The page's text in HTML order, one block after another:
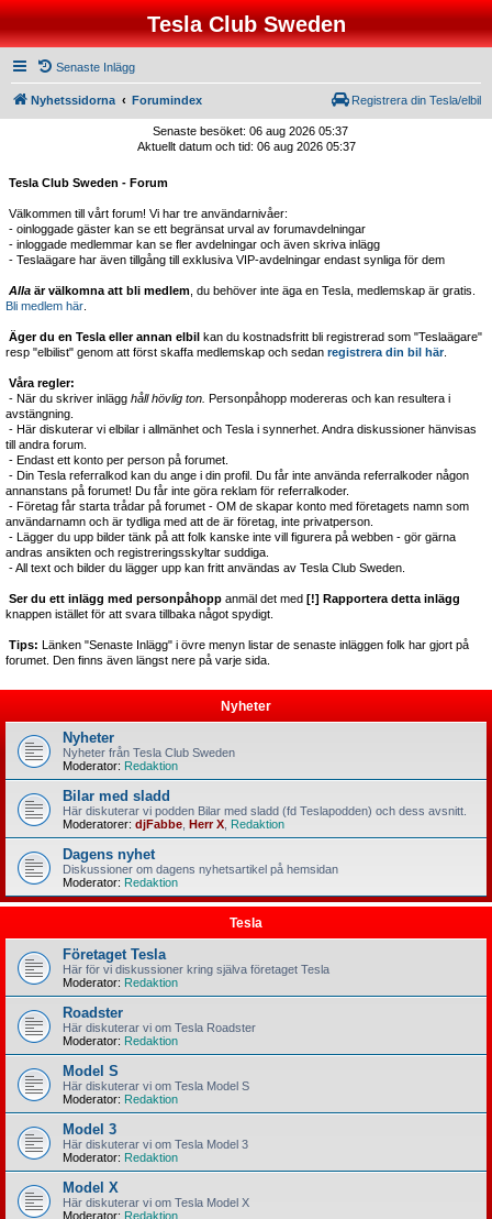
Tesla Club Sweden
Senaste Inlägg
Nyhetssidorna Forumindex Registrera din Tesla/elbil
Senaste besöket: 06 aug 2026 05:37
Aktuellt datum och tid: 06 aug 2026 05:37
Tesla Club Sweden - Forum
Välkommen till vårt forum! Vi har tre användarnivåer:
- oinloggade gäster kan se ett begränsat urval av forumavdelningar
- inloggade medlemmar kan se fler avdelningar och även skriva inlägg
- Teslaägare har även tillgång till exklusiva VIP-avdelningar endast synliga för dem
Alla är välkomna att bli medlem , du behöver inte äga en Tesla, medlemskap är gratis.
Bli medlem här
Äger du en Tesla eller annan elbil kan du kostnadsfritt bli registrerad som "Teslaägare"
resp "elbilist" genom att först skaffa medlemskap och sedan registrera din bil här.
Våra regler:
- När du skriver inlägg håll hövlig ton. Personpåhopp modereras och kan resultera i
avstängning.
- Här diskuterar vi elbilar i allmänhet och Tesla i synnerhet. Andra diskussioner hänvisas
till andra forum.
- Endast ett konto per person på forumet.
- Din Tesla referralkod kan du ange i din profil. Du får inte använda referralkoder någon
annanstans på forumet! Du får inte göra reklam för referralkoder.
- Företag får starta trådar på forumet - OM de skapar konto med företagets namn som
användarnamn och är tydliga med att de är företag, inte privatperson.
- Lägger du upp bilder tänk på att folk kanske inte vill figurera på webben - gör gärna
andras ansikten och registreringsskyltar suddiga.
- All text och bilder du lägger upp kan fritt användas av Tesla Club Sweden.
Ser du ett inlägg med personpåhopp anmäl det med [!] Rapportera detta inlägg
knappen istället för att svara tillbaka något spydigt.
Tips: Länken "Senaste Inlägg" i övre menyn listar de senaste inläggen folk har gjort på
forumet. Den finns även längst nere på varje sida.
Nyheter
Nyheter
Nyheter från Tesla Club Sweden
Moderator: Redaktion
Bilar med sladd
Här diskuterar vi podden Bilar med sladd (fd Teslapodden) och dess avsnitt.
Moderatorer: djFabbe Herr X Redaktion
Dagens nyhet
Diskussioner om dagens nyhetsartikel på hemsidan
Moderator: Redaktion
Tesla
Företaget Tesla
Här för vi diskussioner kring själva företaget Tesla
Moderator: Redaktion
Roadster
Här diskuterar vi om Tesla Roadster
Moderator: Redaktion
Model S
Här diskuterar vi om Tesla Model S
Moderator: Redaktion
Model 3
Här diskuterar vi om Tesla Model 3
Moderator: Redaktion
Model X
Här diskuterar vi om Tesla Model X
Moderator: Redaktion